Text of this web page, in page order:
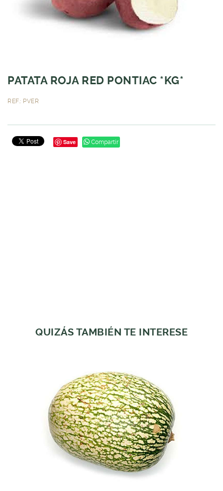
PATATA ROJA RED PONTIAC *KG*
REF.: PVER
Save Compartir
QUIZÁS TAMBIÉN TE INTERESE